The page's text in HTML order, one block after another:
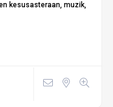
kesusasteraan, muzik,